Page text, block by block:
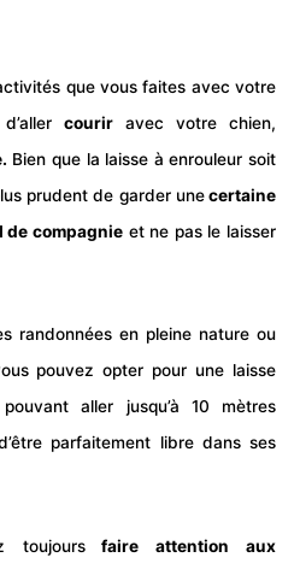
que vous faites avec votre
couriravec votre chien,
Bien que la laisse à enrouleur soit
prudent de garder unecertaine
de compagnie et ne pas le laisser
randonnées en pleine nature ou
pouvez opter pour une laisse
aller jusqu’à 10 mètres
parfaitement libre dans ses
toujoursfaire attention aux